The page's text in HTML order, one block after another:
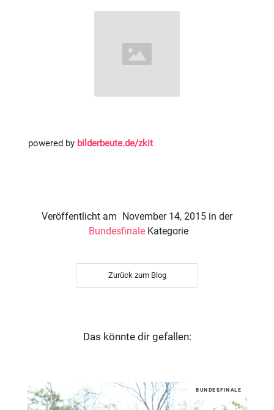
powered by bilderbeute.de/zkit
Veröffentlicht am November 14, 2015 in der
Bundesfinale Kategorie
Zurück zum Blog
Das könnte dir gefallen:
BUNDESFINALE